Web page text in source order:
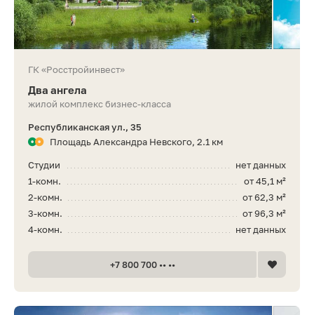
ГК «Росстройинвест»
Два ангела
жилой комплекс бизнес-класса
Республиканская ул., 35
Площадь Александра Невского, 2.1 км
нет данных
Студии
от 45,1 м²
1-комн.
от 62,3 м²
2-комн.
от 96,3 м²
3-комн.
нет данных
4-комн.
+7 800 700 •• ••